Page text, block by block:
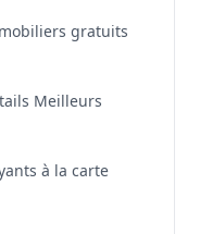
gratuits
Meilleurs
à la carte